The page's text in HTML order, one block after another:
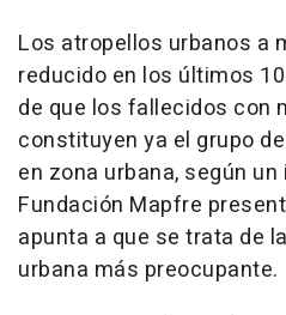
Los atropellos urbanos a
reducido en los últimos
de que los fallecidos con
constituyen ya el grupo
en zona urbana, según
Fundación Mapfre
apunta a que se trata de
urbana más preocupante.